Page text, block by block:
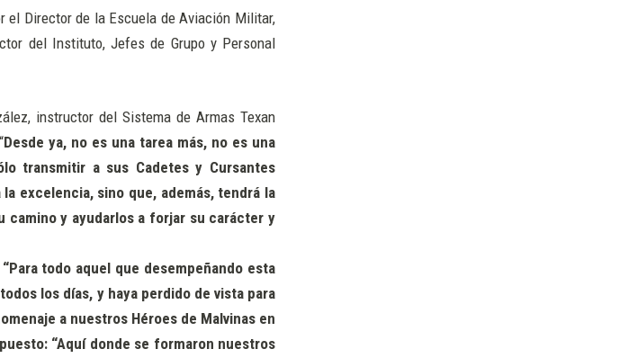
el Director de la Escuela de Aviación Militar,
del Instituto, Jefes de Grupo y Personal
instructor del Sistema de Armas Texan
Desde ya, no es una tarea más, no es una
transmitir a sus Cadetes y Cursantes
excelencia, sino que, además, tendrá la
camino y ayudarlos a forjar su carácter y
“Para todo aquel que desempeñando esta
los días, y haya perdido de vista para
a nuestros Héroes de Malvinas en
“Aquí donde se formaron nuestros